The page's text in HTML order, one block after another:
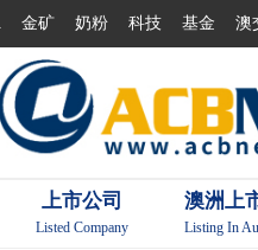
金矿 奶粉 科技 基金 澳
上市公司
Listed Company
澳洲上
Listing In